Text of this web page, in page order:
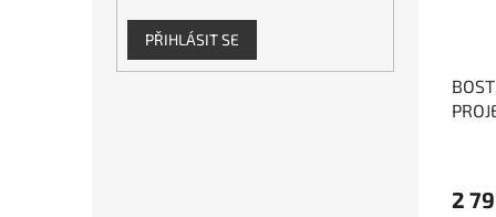
PŘIHLÁSIT SE
2